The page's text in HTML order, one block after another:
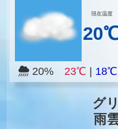
現在温度
20% 23℃ 18℃
グ
雨